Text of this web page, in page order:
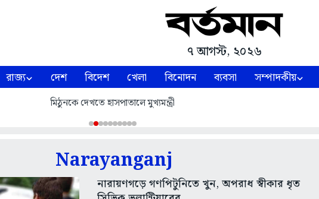
৭ আগস্ট, ২০২৬
রাজ্য দেশ বিদেশ খেলা বিনোদন ব্যবসা সম্পাদকীয়
মিঠুনকে দেখতে হাসপাতালে মুখ্যমন্ত্রী
Narayanganj
নারায়ণগড়ে গণপিটুনিতে খুন, অপরাধ স্বীকার ধৃত